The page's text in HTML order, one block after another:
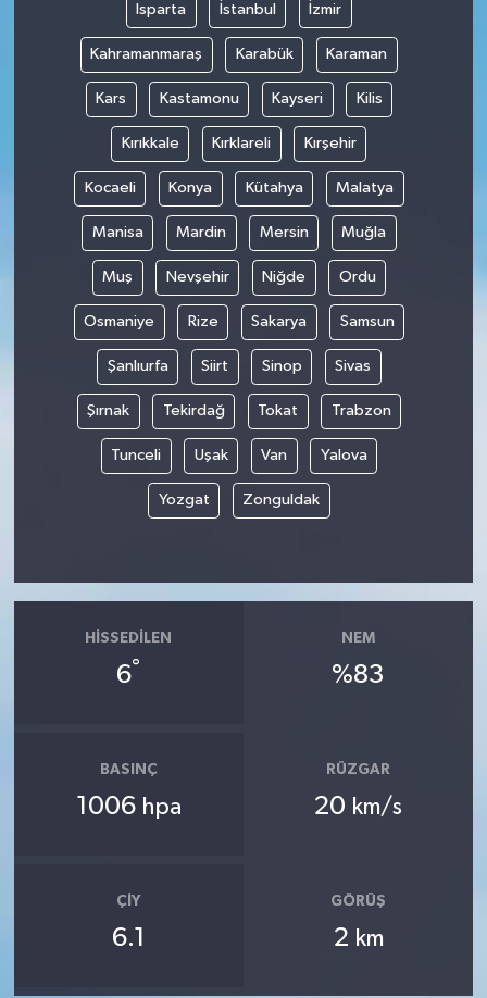
Isparta İstanbul İzmir
Kahramanmaraş Karabük Karaman
Kars Kastamonu Kayseri Kilis
Kırıkkale Kırklareli Kırşehir
Kocaeli Konya Kütahya Malatya
Manisa Mardin Mersin Muğla
Muş Nevşehir Niğde Ordu
Osmaniye Rize Sakarya Samsun
Şanlıurfa Siirt Sinop Sivas
Şırnak Tekirdağ Tokat Trabzon
Tunceli Uşak Van Yalova
Yozgat Zonguldak
HISSEDILEN
6°
NEM
%83
BASINÇ
1006 hpa
RÜZGAR
20 km/s
ÇIY
6.1
GÖRÜŞ
2 km